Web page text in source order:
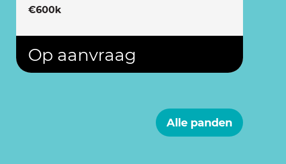
€600k
Op aanvraag
Alle panden